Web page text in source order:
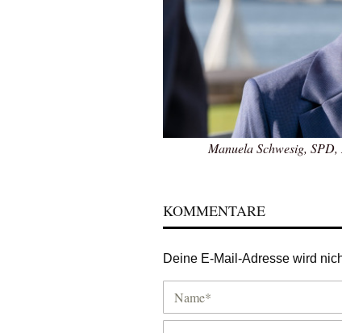
Manuela Schwesig,
KOMMENTARE
Deine E-Mail-Adresse wird